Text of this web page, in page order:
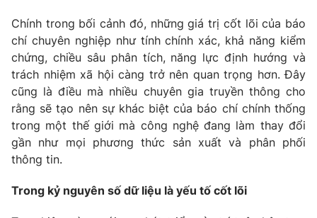
Chính trong bối cảnh đó, những giá trị cốt lõi của báo
chí chuyên nghiệp như tính chính xác, khả năng kiểm
chứng, chiều sâu phân tích, năng lực định hướng và
trách nhiệm xã hội càng trở nên quan trọng hơn. Đây
cũng là điều mà nhiều chuyên gia truyền thông cho
rằng sẽ tạo nên sự khác biệt của báo chí chính thống
trong một thế giới mà công nghệ đang làm thay đổi
gần như mọi phương thức sản xuất và phân phối
thông tin.
Trong kỷ nguyên số dữ liệu là yếu tố cốt lõi